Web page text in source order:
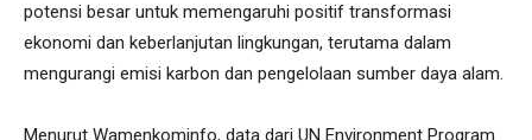
potensi besar untuk memengaruhi positif transformasi
ekonomi dan keberlanjutan lingkungan, terutama dalam
mengurangi emisi karbon dan pengelolaan sumber daya alam.
Menurut Wamenkominfo, data dari UN Environment Program